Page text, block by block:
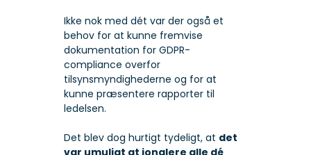
Ikke nok med dét var der også et
behov for at kunne fremvise
dokumentation for GDPR-
compliance overfor
tilsynsmyndighederne og for at
kunne præsentere rapporter til
ledelsen.
Det blev dog hurtigt tydeligt, at det